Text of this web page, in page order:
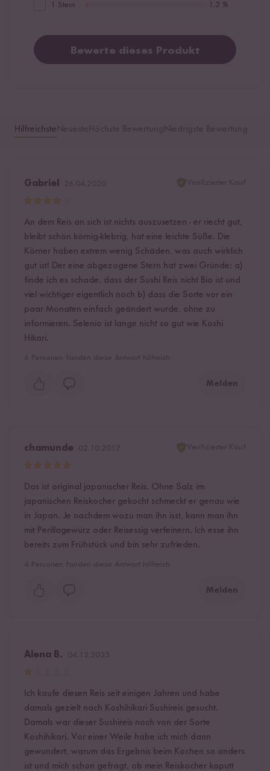
1 Stern 1.3 %
Bewerte dieses Produkt
Hilfreichste
Gabriel
An dem Reis an sich ist nichts auszusetzen - er riecht gut,
bleibt schön körnig-klebrig, hat eine leichte Süße. Die
Körner haben extrem wenig Schäden, was auch wirklich
gut ist! Der eine abgezogene Stern hat zwei Gründe: a)
finde ich es schade, dass der Sushi Reis nicht Bio ist und
viel wichtiger eigentlich noch b) dass die Sorte vor ein
paar Monaten einfach geändert wurde, ohne zu
informieren. Selenio ist lange nicht so gut wie Koshi
Hikari.
Melden
chamunde
Das ist original japanischer Reis. Ohne Salz im
japanischen Reiskocher gekocht schmeckt er genau wie
in Japan. Je nachdem wozu man ihn isst, kann man ihn
mit Perillagewürz oder Reisessig verfeinern. Ich esse ihn
bereits zum Frühstück und bin sehr zufrieden.
Melden
Alena B.
Ich kaufe diesen Reis seit einigen Jahren und habe
damals gezielt nach Koshihikari Sushireis gesucht.
Damals war dieser Sushireis noch von der Sorte
Koshihikari. Vor einer Weile habe ich mich dann
gewundert, warum das Ergebnis beim Kochen so anders
ist und mich schon gefragt, ob mein Reiskocher kaputt